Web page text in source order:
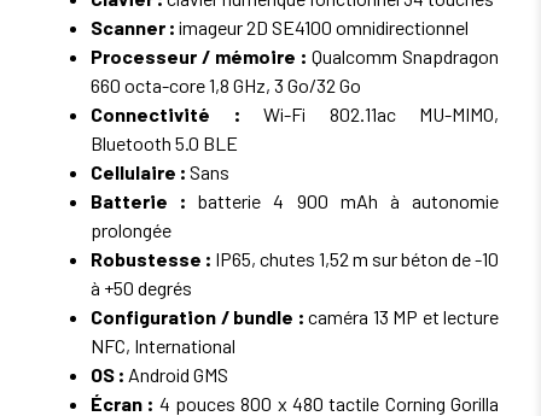
Scanner : imageur 2D SE4100 omnidirectionnel
Processeur / mémoire : Qualcomm Snapdragon
660 octa-core 1,8 GHz, 3 Go/32 Go
Connectivité : Wi-Fi 802.11ac MU-MIMO,
Bluetooth 5.0 BLE
Cellulaire : Sans
Batterie : batterie 4 900 mAh à autonomie
prolongée
Robustesse : IP65, chutes 1,52 m sur béton de -10
à +50 degrés
Configuration / bundle : caméra 13 MP et lecture
NFC, International
OS : Android GMS
Écran : 4 pouces 800 x 480 tactile Corning Gorilla